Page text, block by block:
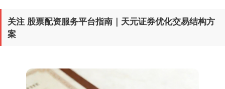
关注 股票配资服务平台指南｜天元证券优化交易结构方
案